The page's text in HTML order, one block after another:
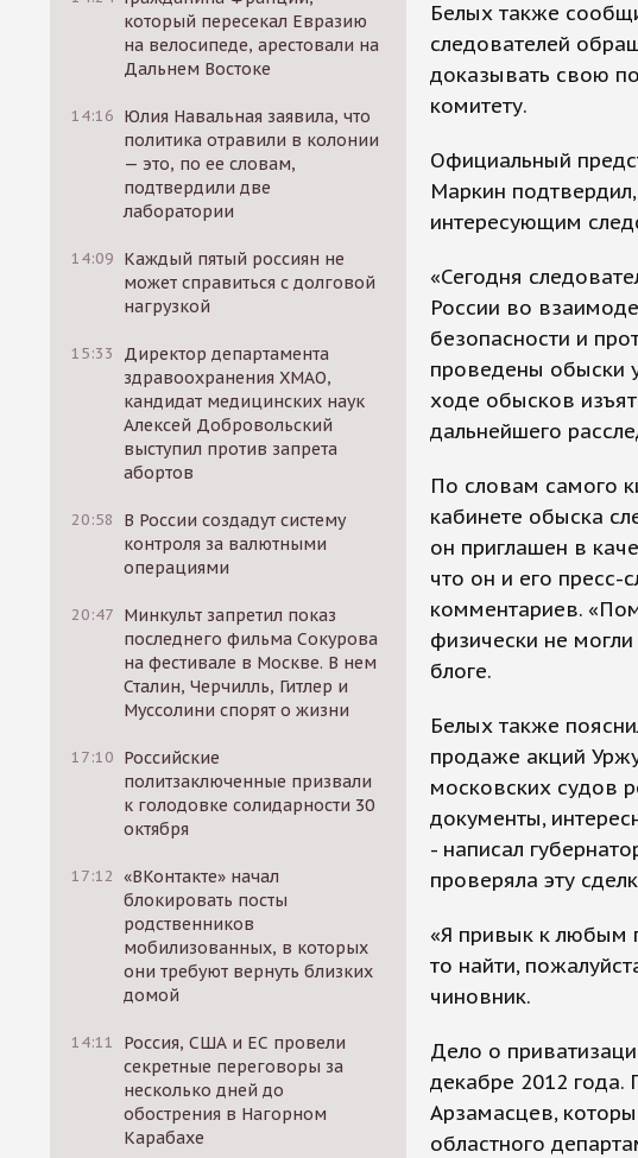
который пересекал Евразию
на велосипеде, арестовали на
Дальнем Востоке
14:16 Юлия Навальная заявила, что
политика отравили в колонии
— это, по ее словам,
подтвердили две
лаборатории
14:09 Каждый пятый россиян не
может справиться с долговой
нагрузкой
15:33
Директор департамента
здравоохранения ХМАО,
кандидат медицинских наук
Алексей Добровольский
выступил против запрета
абортов
20:58
В России создадут систему
контроля за валютными
операциями
20:47 Минкульт запретил показ
последнего фильма Сокурова
на фестивале в Москве. В нем
Сталин, Черчилль, Гитлер и
Муссолини спорят о жизни
17:10 Российские
политзаключенные призвали
к голодовке солидарности 30
октября
17:12 «ВКонтакте» начал
блокировать посты
родственников
мобилизованных, в которых
они требуют вернуть близких
домой
14:11
Россия, США и ЕС провели
секретные переговоры за
несколько дней до
обострения в Нагорном
Карабахе
Белых также
следователей
доказывать свою
комитету.
Официальный
Маркин
интересующим
«Сегодня
России во
безопасности и
проведены обыски
ходе обысков
дальнейшего
По словам самого
кабинете обыска
он приглашен в
что он и его пресс-
комментариев.
физически не
блоге.
Белых также
продаже акций
московских судов
документы,
- написал
проверяла эту
«Я привык к любым
то найти,
чиновник.
Дело о
декабре 2012 года.
Арзамасцев,
областного